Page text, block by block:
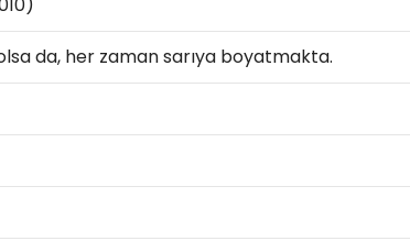
da, her zaman sarıya boyatmakta.